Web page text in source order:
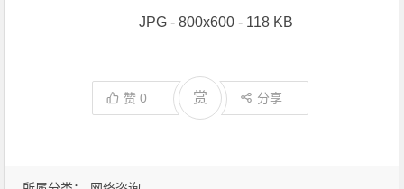
JPG - 800x600 - 118 KB
赞0 赏 分享